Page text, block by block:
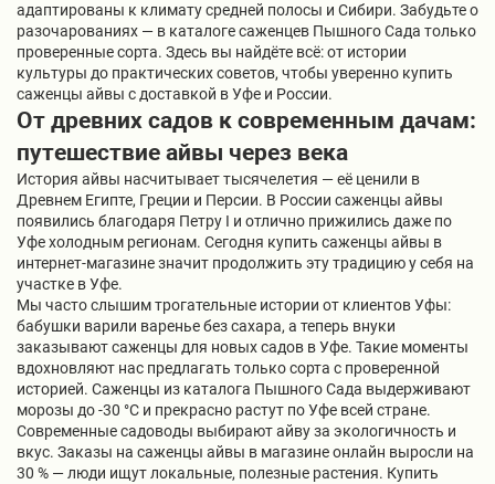
адаптированы к климату средней полосы и Сибири. Забудьте о
разочарованиях — в каталоге саженцев Пышного Сада только
проверенные сорта. Здесь вы найдёте всё: от истории
культуры до практических советов, чтобы уверенно купить
саженцы айвы с доставкой в Уфе и России.
От древних садов к современным дачам:
путешествие айвы через века
История айвы насчитывает тысячелетия — её ценили в
Древнем Египте, Греции и Персии. В России саженцы айвы
появились благодаря Петру I и отлично прижились даже по
Уфе холодным регионам. Сегодня купить саженцы айвы в
интернет-магазине значит продолжить эту традицию у себя на
участке в Уфе.
Мы часто слышим трогательные истории от клиентов Уфы:
бабушки варили варенье без сахара, а теперь внуки
заказывают саженцы для новых садов в Уфе. Такие моменты
вдохновляют нас предлагать только сорта с проверенной
историей. Саженцы из каталога Пышного Сада выдерживают
морозы до -30 °C и прекрасно растут по Уфе всей стране.
Современные садоводы выбирают айву за экологичность и
вкус. Заказы на саженцы айвы в магазине онлайн выросли на
30 % — люди ищут локальные, полезные растения. Купить